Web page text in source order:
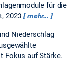
für die
2023 mehr…
Niederschlag
Fokus auf Stärke.